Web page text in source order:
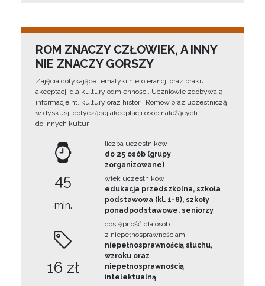
ROM ZNACZY CZŁOWIEK, A INNY
NIE ZNACZY GORSZY
Zajęcia dotykające tematyki nietolerancji oraz braku
akceptacji dla kultury odmienności. Uczniowie zdobywają
informacje nt. kultury oraz historii Romów oraz uczestniczą
w dyskusji dotyczącej akceptacji osób należących
do innych kultur.
45
min.
16 zł
liczba uczestników
do 25 osób (grupy
zorganizowane)
wiek uczestników
edukacja przedszkolna, szkoła
podstawowa (kl. 1-8), szkoły
ponadpodstawowe, seniorzy
dostępność dla osób
z niepełnosprawnościami
niepełnosprawnością słuchu,
wzroku oraz
niepełnosprawnością
intelektualną